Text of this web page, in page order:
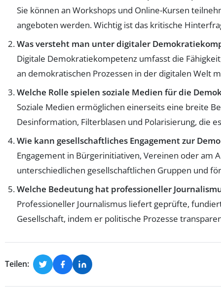
Sie können an Workshops und Online-Kursen
angeboten werden. Wichtig ist das kritische
Was versteht man unter digitaler
Digitale Demokratiekompetenz umfasst die
an demokratischen Prozessen in der digitalen Welt
Welche Rolle spielen soziale Medien für die
Soziale Medien ermöglichen einerseits eine breite
Desinformation, Filterblasen und Polarisierung, die
Wie kann gesellschaftliches Engagement zur
Engagement in Bürgerinitiativen, Vereinen oder am
unterschiedlichen gesellschaftlichen Gruppen und
Welche Bedeutung hat professioneller
Professioneller Journalismus liefert geprüfte,
Gesellschaft, indem er politische Prozesse
Teilen: